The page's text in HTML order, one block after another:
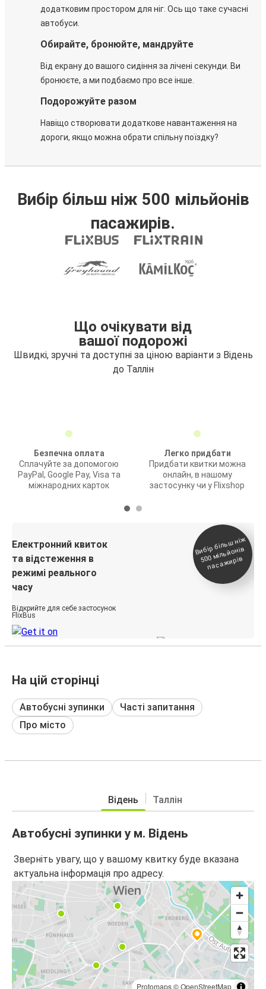
додатковим простором для ніг. Ось що таке сучасні
автобуси.
Обирайте, бронюйте, мандруйте
Від екрану до вашого сидіння за лічені секунди. Ви
бронюєте, а ми подбаємо про все інше.
Подорожуйте разом
Навіщо створювати додаткове навантаження на
дороги, якщо можна обрати спільну поїздку?
Вибір більш ніж 500 мільйонів
пасажирів.
Що очікувати від
вашої подорожі
Швидкі, зручні та доступні за ціною варіанти з Відень
до Таллін
Безпечна оплата
Сплачуйте за допомогою
PayPal, Google Pay, Visa та
міжнародних карток
Легко придбати
Придбати квитки можна
онлайн, в нашому
застосунку чи у Flixshop
Електронний квиток
та відстеження в
режимі реального
часу
Відкрийте для себе застосунок
FlixBus
Вибір біль
ш ні
ж
500
мільйонів
паса
жирів
На цій сторінці
Автобусні зупинки
Часті запитання
Про місто
Відень Таллін
Автобусні зупинки у м. Відень
Зверніть увагу, що у вашому квитку буде вказана
актуальна інформація про адресу.
Protomaps©OpenStreetMap